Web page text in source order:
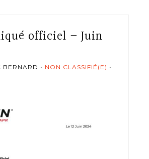
officiel – Juin
BERNARD
NON CLASSIFIÉ(E)